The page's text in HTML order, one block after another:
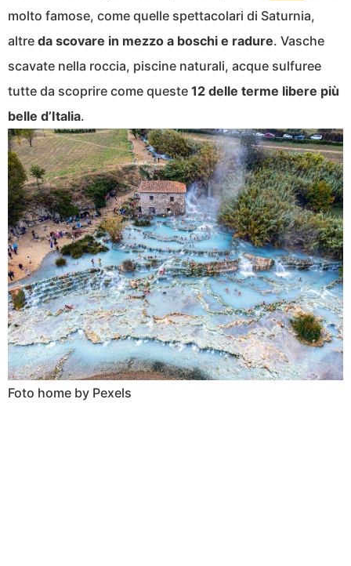
molto famose, come quelle spettacolari di Saturnia,
altre da scovare in mezzo a boschi e radure. Vasche
scavate nella roccia, piscine naturali, acque sulfuree
tutte da scoprire come queste 12 delle terme libere più
belle d’Italia.
Foto home by Pexels